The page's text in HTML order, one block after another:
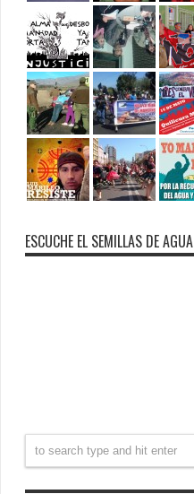
ESCUCHE EL SEMILLAS DE AGUA